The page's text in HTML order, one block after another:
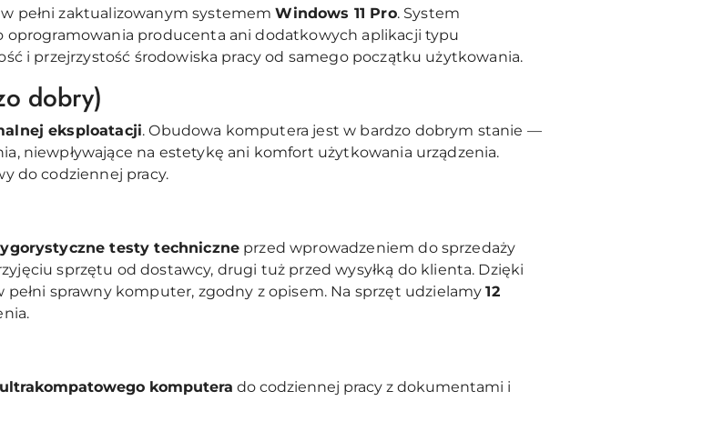
pełni zaktualizowanym systememWindows 11 Pro. System
oprogramowania producenta ani dodatkowych aplikacji typu
i przejrzystość środowiska pracy od samego początku użytkowania.
dobry)
eksploatacji. Obudowa komputera jest w bardzo dobrym stanie —
niewpływające na estetykę ani komfort użytkowania urządzenia.
do codziennej pracy.
testy techniczne przed wprowadzeniem do sprzedaży
sprzętu od dostawcy, drugi tuż przed wysyłką do klienta. Dzięki
sprawny komputer, zgodny z opisem. Na sprzęt udzielamy12
komputera do codziennej pracy z dokumentami i